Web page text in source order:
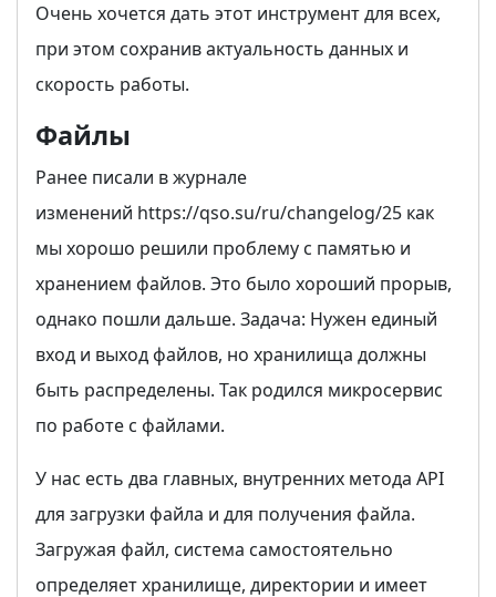
Очень хочется дать этот инструмент для всех,
при этом сохранив актуальность данных и
скорость работы.
Файлы
Ранее писали в журнале
изменений https://qso.su/ru/changelog/25 как
мы хорошо решили проблему с памятью и
хранением файлов. Это было хороший прорыв,
однако пошли дальше. Задача: Нужен единый
вход и выход файлов, но хранилища должны
быть распределены. Так родился микросервис
по работе с файлами.
У нас есть два главных, внутренних метода API
для загрузки файла и для получения файла.
Загружая файл, система самостоятельно
определяет хранилище, директории и имеет